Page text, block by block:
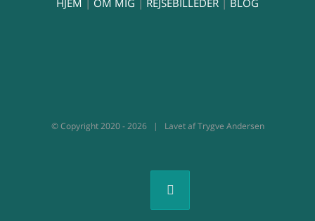
© Copyright 2020 -2026 | Lavet af Trygve Andersen